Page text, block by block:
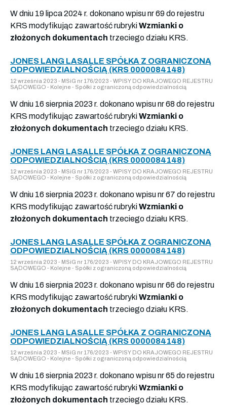
W dniu 19 lipca 2024 r. dokonano wpisu nr 69 do rejestru
KRS modyfikując zawartość rubrykiWzmianki o
złożonych dokumentach trzeciego działu KRS.
JONES LANG LASALLE SPÓŁKA Z OGRANICZONĄ
ODPOWIEDZIALNOŚCIĄ (KRS 0000084148)
12 września 2023 - MSiG nr 176/2023 - WPISY DO KRAJOWEGO REJESTRU
SĄDOWEGO - Kolejne - Spółki z ograniczoną odpowiedzialnością
W dniu 16 sierpnia 2023 r. dokonano wpisu nr 68 do rejestru
KRS modyfikując zawartość rubrykiWzmianki o
złożonych dokumentach trzeciego działu KRS.
JONES LANG LASALLE SPÓŁKA Z OGRANICZONĄ
ODPOWIEDZIALNOŚCIĄ (KRS 0000084148)
12 września 2023 - MSiG nr 176/2023 - WPISY DO KRAJOWEGO REJESTRU
SĄDOWEGO - Kolejne - Spółki z ograniczoną odpowiedzialnością
W dniu 16 sierpnia 2023 r. dokonano wpisu nr 67 do rejestru
KRS modyfikując zawartość rubrykiWzmianki o
złożonych dokumentach trzeciego działu KRS.
JONES LANG LASALLE SPÓŁKA Z OGRANICZONĄ
ODPOWIEDZIALNOŚCIĄ (KRS 0000084148)
12 września 2023 - MSiG nr 176/2023 - WPISY DO KRAJOWEGO REJESTRU
SĄDOWEGO - Kolejne - Spółki z ograniczoną odpowiedzialnością
W dniu 16 sierpnia 2023 r. dokonano wpisu nr 66 do rejestru
KRS modyfikując zawartość rubrykiWzmianki o
złożonych dokumentach trzeciego działu KRS.
JONES LANG LASALLE SPÓŁKA Z OGRANICZONĄ
ODPOWIEDZIALNOŚCIĄ (KRS 0000084148)
12 września 2023 - MSiG nr 176/2023 - WPISY DO KRAJOWEGO REJESTRU
SĄDOWEGO - Kolejne - Spółki z ograniczoną odpowiedzialnością
W dniu 16 sierpnia 2023 r. dokonano wpisu nr 65 do rejestru
KRS modyfikując zawartość rubrykiWzmianki o
złożonych dokumentach trzeciego działu KRS.